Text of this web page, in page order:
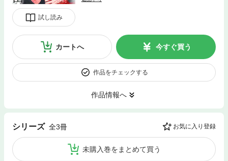
試し読み
カートへ 今すぐ買う
作品をチェックする
作品情報へ
シリーズ 全3冊 お気に入り登録
未購入巻をまとめて買う